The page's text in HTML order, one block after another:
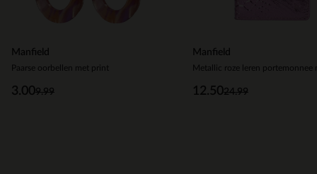
Manfield
Paarse oorbellen met print
9.99
3.00
Manfield
24.99
12.50